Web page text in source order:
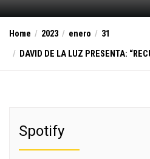
Home 2023 enero
31
DAVID DE LA LUZ PRESENTA:
Spotify